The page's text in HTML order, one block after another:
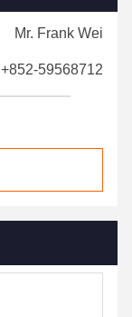
Mr. Frank Wei
+852-59568712